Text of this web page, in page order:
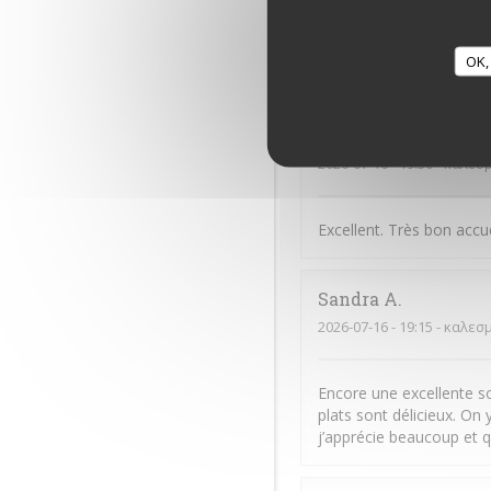
- 19:00 -
2026-07-16- 19:30 -
Excellent. Très bon
Sandra A
2026-07-16- 19:15 -
Encore une excellente
plats sont délicieux. On
j’apprécie beaucoup et